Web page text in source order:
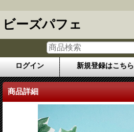
ビーズパフェ
ログイン 新規登録はこちら
商品詳細